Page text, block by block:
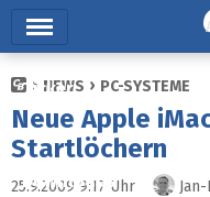
Ticker
Tests
Downloads
NEWS PC-SYSTEME
Neue Apple
Startlöchern
25.9.2009 9:17 Uhr